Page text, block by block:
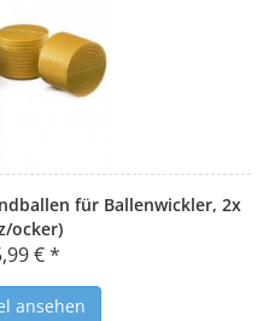
für Ballenwickler, 2x
ocker)
€ *
ansehen